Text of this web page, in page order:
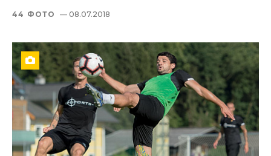
44 ФОТО — 08.07.2018